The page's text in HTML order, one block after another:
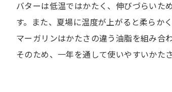
バターは低温ではかたく、伸びづらいた
す。また、夏場に温度が上がると柔らか
マーガリンはかたさの違う油脂を組み合
そのため、一年を通して使いやすいかた